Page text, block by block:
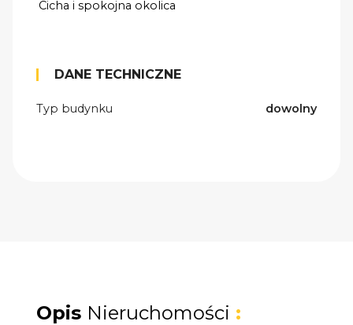
Cicha i spokojna okolica
DANE TECHNICZNE
Typ budynku dowolny
Opis Nieruchomości :